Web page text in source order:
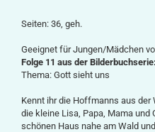
Seiten: 36, geh.
Geeignet für Jungen/Mädchen
Folge 11 aus der
Thema: Gott sieht uns
Kennt ihr die Hoffmanns aus der
die kleine Lisa, Papa, Mama und
schönen Haus nahe am Wald